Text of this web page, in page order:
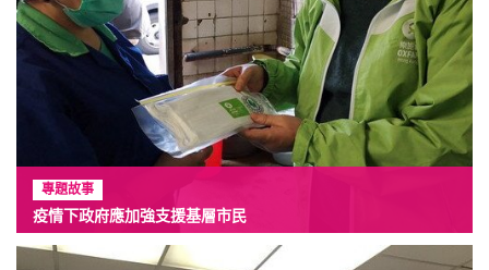
專題故事
疫情下政府應加強支援基層市民